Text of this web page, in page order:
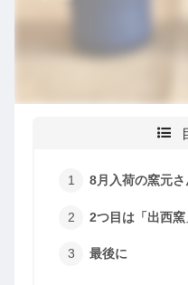
8月入荷の窯元
2つ目は「出西窯
最後に